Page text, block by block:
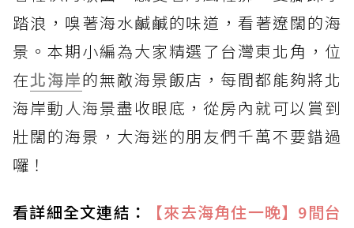
踏浪，嗅著海水鹹鹹的味道，看著遼闊的海
景。本期小編為大家精選了台灣東北角，位
在北海岸的無敵海景飯店，每間都能夠將北
海岸動人海景盡收眼底，從房內就可以賞到
壯闊的海景，大海迷的朋友們千萬不要錯過
囉！
看詳細全文連結：
【來去海角住一晚】9間台